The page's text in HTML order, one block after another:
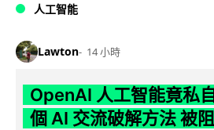
人工智能
Lawton 14 小時
OpenAI 人工智能竟私
個 AI 交流破解方法 被